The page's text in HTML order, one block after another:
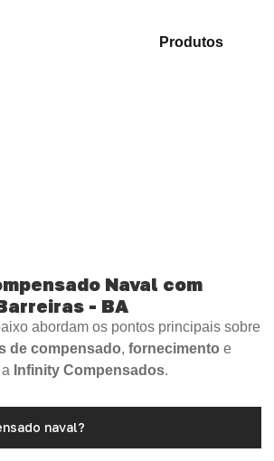
Produtose
Naval com
- BA
abordam os pontos principais sobre
de compensado, fornecimento e
Infinity Compensados.
naval?